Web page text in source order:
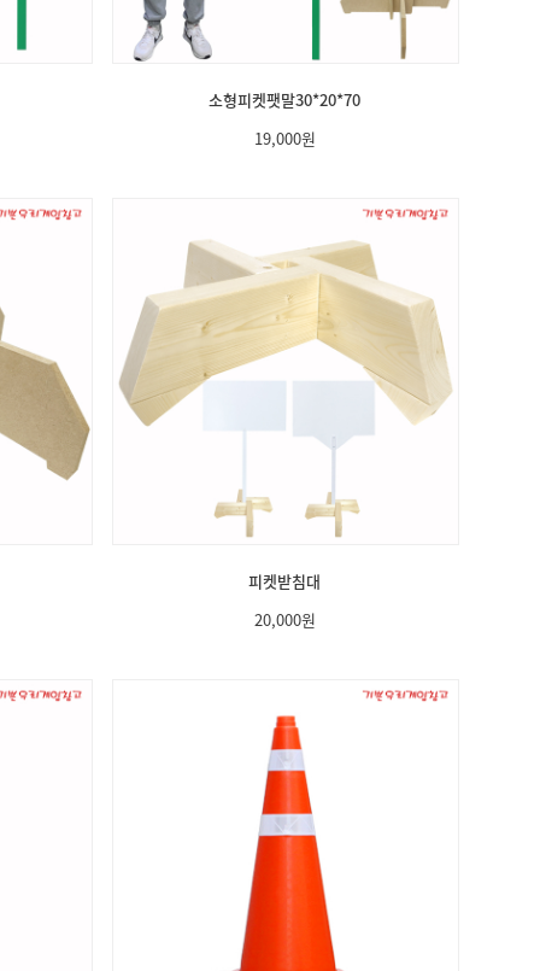
소형피켓팻말30*20*70
19,000원
피켓받침대
20,000원